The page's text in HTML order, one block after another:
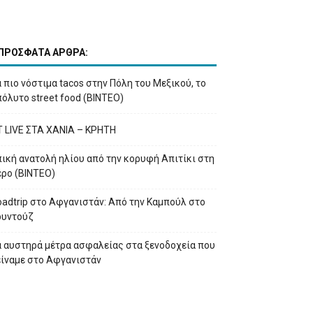
ΠΡΟΣΦΑΤΑ ΑΡΘΡΑ:
πιο νόστιμα tacos στην Πόλη του Μεξικού, το
street food (ΒΙΝΤΕΟ)
LIVE ΣΤΑ ΧΑΝΙΑ – ΚΡΗΤΗ
ανατολή ηλίου από την κορυφή Απιτίκι στη
(ΒΙΝΤΕΟ)
στο Αφγανιστάν: Από την Καμπούλ στο
αυστηρά μέτρα ασφαλείας στα ξενοδοχεία που
στο Αφγανιστάν